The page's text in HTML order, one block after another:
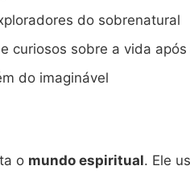
do sobrenatural
e curiosos sobre a vida
do imaginável
o mundo espiritual. Ele